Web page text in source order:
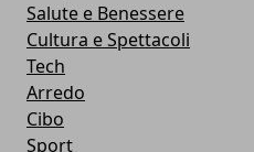
Salute e Benessere
Cultura e Spettacoli
Tech
Arredo
Cibo
Sport